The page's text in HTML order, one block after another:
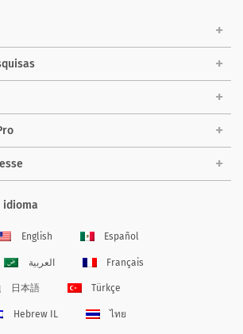
idioma
English Español
العربية Français
日本語 Türkçe
Hebrew IL ไทย